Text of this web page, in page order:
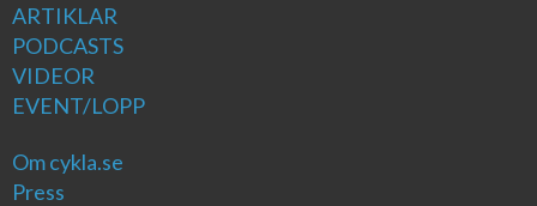
ARTIKLAR
PODCASTS
VIDEOR
EVENT/LOPP
Om cykla.se
Press